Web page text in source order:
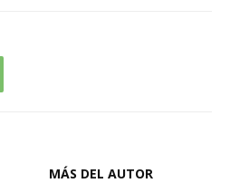
MÁS DEL AUTOR